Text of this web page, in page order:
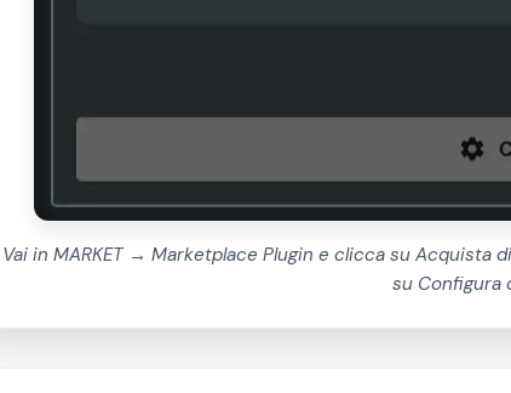
Vai in MARKET → Marketplace Plugin e clicca su Acquista
su Configura